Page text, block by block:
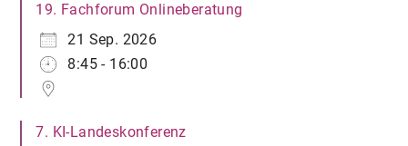
19. Fachforum Onlineberatung
21 Sep. 2026
8:45 - 16:00
7. KI-Landeskonferenz